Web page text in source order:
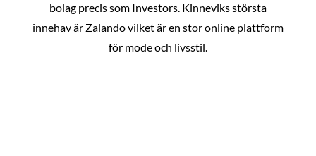
bolag precis som Investors. Kinneviks största
innehav är Zalando vilket är en stor online plattform
för mode och livsstil.